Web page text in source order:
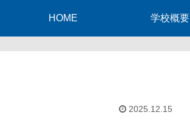
HOME 学校概要
2025.12.15